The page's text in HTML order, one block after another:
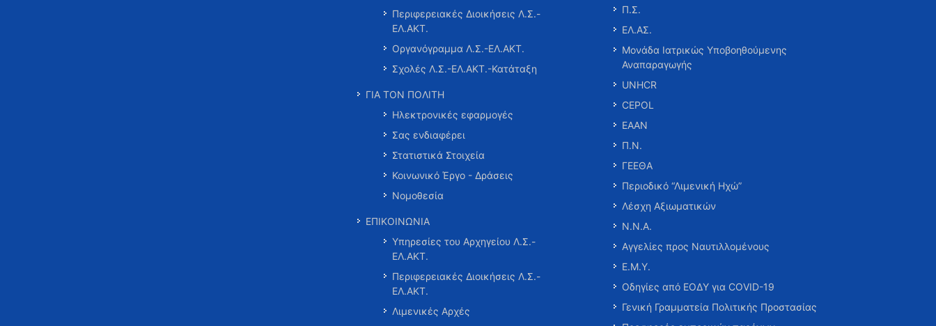
Περιφερειακές Διοικήσεις Λ.Σ.-
ΕΛ.ΑΚΤ.
Οργανόγραμμα Λ.Σ.-ΕΛ.ΑΚΤ.
Σχολές Λ.Σ.-ΕΛ.ΑΚΤ.-Κατάταξη
ΓΙΑ ΤΟΝ ΠΟΛΙΤΗ
Ηλεκτρονικές εφαρμογές
Σας ενδιαφέρει
Στατιστικά Στοιχεία
Κοινωνικό Έργο - Δράσεις
Νομοθεσία
ΕΠΙΚΟΙΝΩΝΙΑ
Υπηρεσίες του Αρχηγείου Λ.Σ.-
ΕΛ.ΑΚΤ.
Περιφερειακές Διοικήσεις Λ.Σ.-
ΕΛ.ΑΚΤ.
Λιμενικές Αρχές
Π.Σ.
ΕΛ.ΑΣ.
Μονάδα Ιατρικώς Υποβοηθούμενης
Αναπαραγωγής
UNHCR
CEPOL
ΕΑΑΝ
Π.Ν.
ΓΕΕΘΑ
Περιοδικό “Λιμενική Ηχώ”
Λέσχη Αξιωματικών
Ν.Ν.Α.
Αγγελίες προς Ναυτιλλομένους
Ε.Μ.Υ.
Οδηγίες από ΕΟΔΥ για COVID-19
Γενική Γραμματεία Πολιτικής Προστασίας